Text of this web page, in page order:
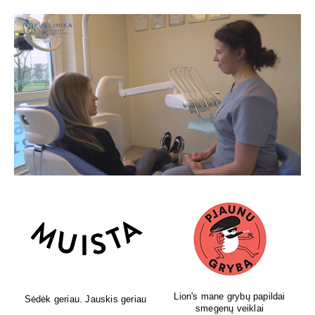
Sėdėk geriau. Jauskis geriau
Lion's mane grybų papildai
smegenų veiklai